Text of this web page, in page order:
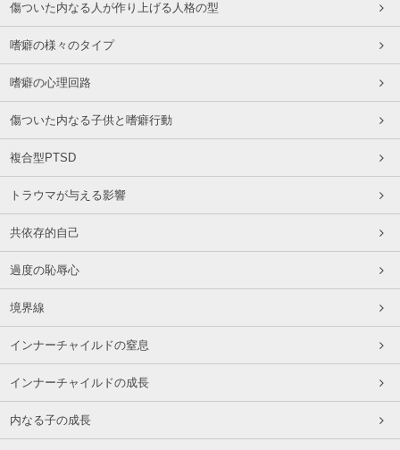
傷ついた内なる人が作り上げる人格の型
嗜癖の様々のタイプ
嗜癖の心理回路
傷ついた内なる子供と嗜癖行動
複合型PTSD
トラウマが与える影響
共依存的自己
過度の恥辱心
境界線
インナーチャイルドの窒息
インナーチャイルドの成長
内なる子の成長